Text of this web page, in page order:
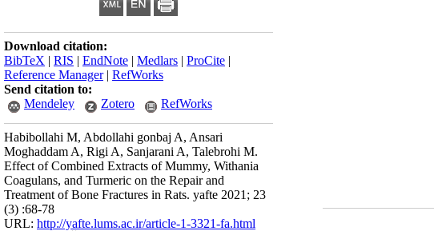
Download citation:
BibTeX | RIS | EndNote | Medlars | ProCite |
Reference Manager| RefWorks
Send citation to:
Mendeley
Zotero RefWorks
Habibollahi M, Abdollahi gonbaj A, Ansari
Moghaddam A, Rigi A, Sanjarani A, Talebrohi M.
Effect of Combined Extracts of Mummy, Withania
Coagulans, and Turmeric on the Repair and
Treatment of Bone Fractures in Rats. yafte 2021; 23
(3) :68-78
URL: http://yafte.lums.ac.ir/article-1-3321-fa.html